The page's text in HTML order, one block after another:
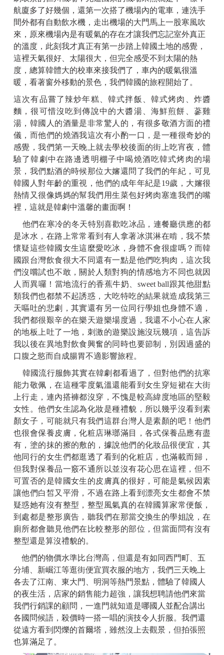
航廈多了好幾個，還第一次搭了機場內的電車，連洗手
間外都有自動飲水機，走出機場的大門馬上一股寒風吹
來，原來機場內是有暖氣的存在才讓我們忘記室外真正
的溫度，此刻我才真正有第一步踏上韓國土地的感覺，
這裡天氣很好、太陽很大，但完全感受不到太陽的熱
度，總算韓體大的校車來接我們了，車內的暖氣很溫
暖，看著窗外移動的景色，我們韓國的旅程開始了。
這次有品嘗了辣炒年糕、韓式拌飯、韓式烤肉、炸醬
麵，很可惜沒吃到傳說中的大醬湯、海鮮煎餅、蔘雞
湯，韓國人的酒量是非常驚人的，有很多敬酒方面的禮
儀，而他們的燒酒我這次有小酌一口，是一種很奇妙的
感覺，我們第一天晚上就去學校後面的街上吃宵夜，體
驗了韓劇中在路邊透明棚子中喝燒酒吃韓式烤肉的場
景，我們點酒的時候那位大嬸還問了我們的年紀，可見
韓國人對年齡的重視，他們的成年年紀是19歲，大嬸很
熱情又很像媽媽的幫我們用生菜包好烤肉塞進我們的嘴
裡，這就是韓劇中溫馨的畫面啊！
他們在寒冷的冬天特別喜歡吃冰品，連餐廳供應的都
是冰水，在路上常常看到有人拿著冰淇淋在啃，我不禁
懷疑這些韓國女生這麼愛吃冰，身體不會很虛嗎？而韓
國跟台灣飲食很大不同還有一點是他們吃狗肉，這次我
們沒嚐試也不敢，關於人類對狗的情感地方不同也就因
人而異囉！當地流行的香蕉牛奶、sweet ball跟其他甜點
類我們也都禁不起誘惑，大吃特吃的結果就造成我第三
天嘔吐的悲劇，其實還有另一位同行學姐也身體不適，
我們都很艱辛的在樂天遊樂場度過，我還不小心在人家
的地板上吐了一地，刺激的遊樂設施沒玩幾項，這告訴
我以後在異地對飲食興奮的同時也要節制，別因過盛的
口腹之慾而自成腸胃不適影響旅程。
韓國流行服飾其實在韓劇都看過了，但對他們的抗寒
能力敬佩，在這種零度氣溫還能看到女生穿短裙在大街
上行走，連內搭褲都沒穿，不愧是較高緯度地區的堅毅
女性。他們女生認為化妝是種禮貌，所以幾乎沒看到素
顏女子，可能就只有我們這群台灣人是素顏的吧！他們
也很會保養皮膚，化粧店琳瑯滿目，各式保養品應有盡
有，塗的抹的擦的敷的，據說他們的化妝品很便宜，其
他同行的女生們都逛透了看到的化粧店，也滿載而歸，
但我對保養品一竅不通所以並沒有花心思在這裡，但不
可置否的是韓國女生的皮膚真的很好，可能是氣候因素
讓他們白皙又平滑，不過在路上看到漂亮女生都會不禁
疑惑她有沒有整型，整型風氣真的在韓國算家常便飯，
到處都是整形廣告，聽我們在那當交換生的學姐說，在
廁所都會聽見他們在比較整形的部位，但當面問有沒有
整型還是算沒禮貌的。
他們的物價水準比台灣高，但還是有如同西門町、五
分埔、新崛江等逛街便宜買衣服的地方，我們三天晚上
各去了江南、東大門、明洞等熱門景點，體驗了韓國人
的夜生活，店家的銷售能力超強，讓我想聘請他們來當
我們行銷課的顧問，一進門就知道是哪國人並配合講出
各國問候語，殺價時一搭一唱的演技令人折服。我們還
從遠方看到閃爍的首爾塔，雖然沒上去觀景，但拍張照
也算滿足了。